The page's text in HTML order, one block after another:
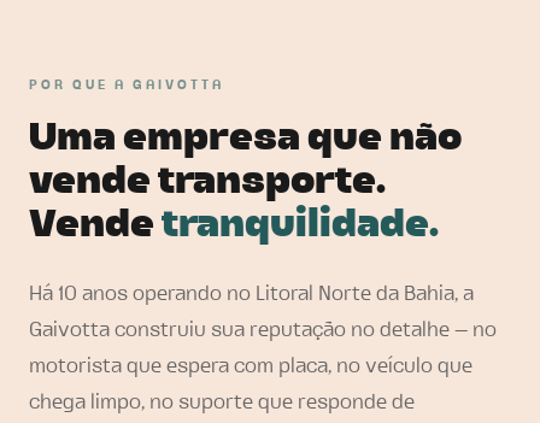
POR QUE A GAIVOTTA
Uma empresa que não
vende transporte.
Vende tranquilidade.
Há 10 anos operando no Litoral Norte da Bahia, a
Gaivotta construiu sua reputação no detalhe — no
motorista que espera com placa, no veículo que
chega limpo, no suporte que responde de